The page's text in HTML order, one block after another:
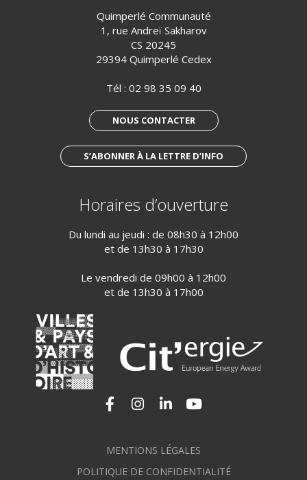
Quimperlé Communauté
1, rue Andreï Sakharov
CS 20245
29394 Quimperlé Cedex
Tél : 02 98 35 09 40
NOUS CONTACTER
S’ABONNER À LA LETTRE D’INFO
Horaires d’ouverture
Du lundi au jeudi : de 08h30 à 12h00
et de 13h30 à 17h30
Le vendredi de 09h00 à 12h00
et de 13h30 à 17h00
Lien vers le compte Facebook
Lien vers le compte Instagram
Lien vers le compte
MENTIONS LÉGALES
POLITIQUE DE CONFIDENTIALITÉ